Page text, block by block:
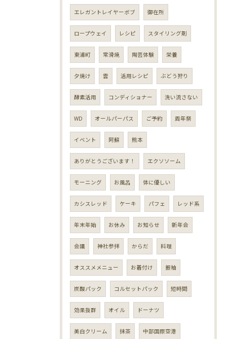
エレガントレイヤーボブ 御在所
ロープウェイ レシピ スタイリング剤
東浦町 常滑焼 陶芸体験 栄養
夕焼け 雲 活用レシピ ぶどう狩り
酵素活用 コンディショナー 洗い流さない
WD オールパーパス ご予約 周年祭
イベント 阿蘇 熊本
ありがとうございます！ エクソソーム
モーニング お風呂 体に優しい
カシスレッド ケーキ パフェ レッド系
年末年始 お休み お知らせ 新年会
会議 神社参拝 からだ 料理
オススメメニュー お着付け 振袖
炭酸パック コルセットパック 短時間
効果抜群 オイル ドーナツ
美白クリーム 抹茶 中部国際空港